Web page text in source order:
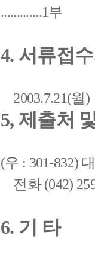
.............1부
4. 서류접
2003.7.21(월
5, 제출처
(우 : 301-832)
전화 (042)
6. 기 타